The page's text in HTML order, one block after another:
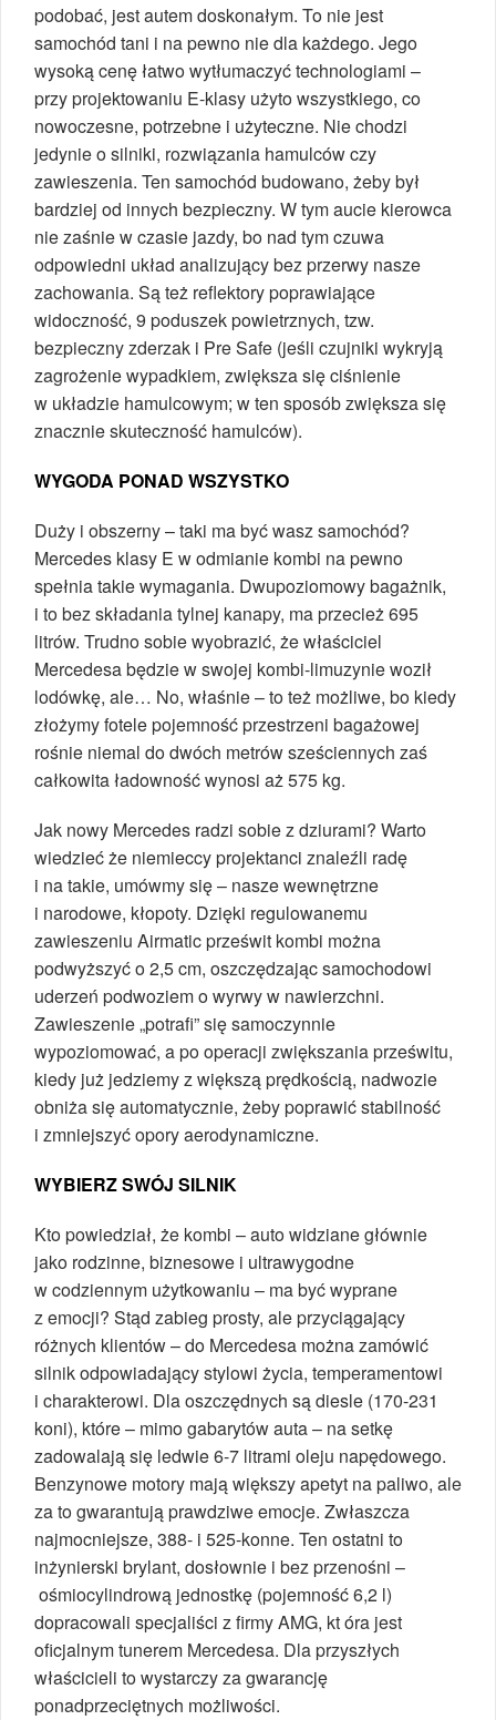
podobać, jest autem doskonałym. To nie jest
samochód tani i na pewno nie dla każdego. Jego
wysoką cenę łatwo wytłumaczyć technologiami –
przy projektowaniu E-klasy użyto wszystkiego, co
nowoczesne, potrzebne i użyteczne. Nie chodzi
jedynie o silniki, rozwiązania hamulców czy
zawieszenia. Ten samochód budowano, żeby był
bardziej od innych bezpieczny. W tym aucie kierowca
nie zaśnie w czasie jazdy, bo nad tym czuwa
odpowiedni układ analizujący bez przerwy nasze
zachowania. Są też reflektory poprawiające
widoczność, 9 poduszek powietrznych, tzw.
bezpieczny zderzak i Pre Safe (jeśli czujniki wykryją
zagrożenie wypadkiem, zwiększa się ciśnienie
w układzie hamulcowym; w ten sposób zwiększa się
znacznie skuteczność hamulców).
WYGODA PONAD WSZYSTKO
Duży i obszerny – taki ma być wasz samochód?
Mercedes klasy E w odmianie kombi na pewno
spełnia takie wymagania. Dwupoziomowy bagażnik,
i to bez składania tylnej kanapy, ma przecież 695
litrów. Trudno sobie wyobrazić, że właściciel
Mercedesa będzie w swojej kombi-limuzynie woził
lodówkę, ale… No, właśnie – to też możliwe, bo kiedy
złożymy fotele pojemność przestrzeni bagażowej
rośnie niemal do dwóch metrów sześciennych zaś
całkowita ładowność wynosi aż 575 kg.
Jak nowy Mercedes radzi sobie z dziurami? Warto
wiedzieć że niemieccy projektanci znaleźli radę
i na takie, umówmy się – nasze wewnętrzne
i narodowe, kłopoty. Dzięki regulowanemu
zawieszeniu Airmatic prześwit kombi można
podwyższyć o 2,5 cm, oszczędzając samochodowi
uderzeń podwoziem o wyrwy w nawierzchni.
Zawieszenie „potrafi” się samoczynnie
wypoziomować, a po operacji zwiększania prześwitu,
kiedy już jedziemy z większą prędkością, nadwozie
obniża się automatycznie, żeby poprawić stabilność
i zmniejszyć opory aerodynamiczne.
WYBIERZ SWÓJ SILNIK
Kto powiedział, że kombi – auto widziane głównie
jako rodzinne, biznesowe i ultrawygodne
w codziennym użytkowaniu – ma być wyprane
z emocji? Stąd zabieg prosty, ale przyciągający
różnych klientów – do Mercedesa można zamówić
silnik odpowiadający stylowi życia, temperamentowi
i charakterowi. Dla oszczędnych są diesle (170-231
koni), które – mimo gabarytów auta – na setkę
zadowalają się ledwie 6-7 litrami oleju napędowego.
Benzynowe motory mają większy apetyt na paliwo, ale
za to gwarantują prawdziwe emocje. Zwłaszcza
najmocniejsze, 388- i 525-konne. Ten ostatni to
inżynierski brylant, dosłownie i bez przenośni –
ośmiocylindrową jednostkę (pojemność 6,2 l)
dopracowali specjaliści z firmy AMG, kt óra jest
oficjalnym tunerem Mercedesa. Dla przyszłych
właścicieli to wystarczy za gwarancję
ponadprzeciętnych możliwości.